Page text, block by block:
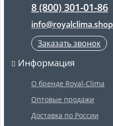
8 (800) 301-01-86
info@royalclima.shop
Заказать звонок
Информация
О бренде Royal-Clima
Оптовые продажи
Доставка по России